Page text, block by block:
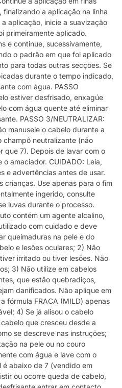
a aplicação na linha
aplicação, inicie a suavização
primeiramente aplicado.
e continue, sucessivamente,
o padrão em que foi aplicado
para todas outras secções. Se
durante o tempo indicado,
com água. PASSO
estiver desfrisado, enxagúe
com água quente até eliminar
PASSO 3/NEUTRALIZAR:
manuseie o cabelo durante a
neutralizante (não
que 7). Depois de lavar com o
amaciador. CUIDADO: Leia,
e advertências antes de usar.
crianças. Use apenas para o fim
ingerido, consulte
luvas durante o processo.
contém um agente alcalino,
com cuidado e deve
queimaduras na pele e do
e lesões oculares; 2) Não
irritado ou tiver lesões. Não
3) Não utilize em cabelos
que estão quebradiços,
danificados. Não aplique em
fórmula FRACA (MILD) apenas
4) Se já alisou o cabelo
que cresceu desde a
se descreve nas instruções;
na pele ou no couro
com água e lave com o
abaixo de 7 (vendido em
ou ocorre queda de cabelo,